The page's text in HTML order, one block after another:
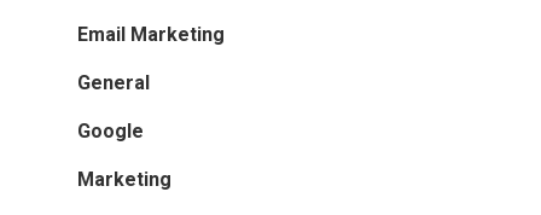
Email Marketing
General
Google
Marketing